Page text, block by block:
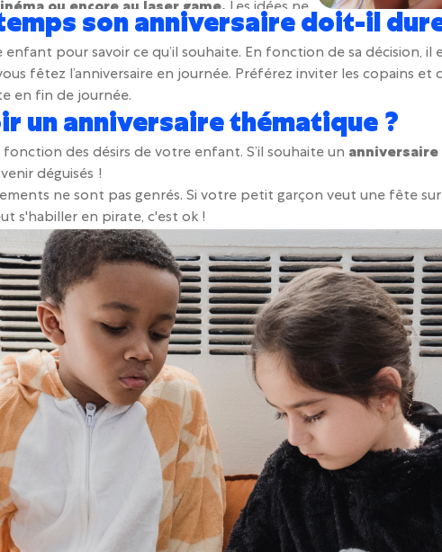
ou encore au laser game. Les idées ne
d’un anniversaire original et
son anniversaire doit-il
enfant pour savoir ce qu’il souhaite. En fonction de sa décision,
fêtez l’anniversaire en journée. Préférez inviter les copains et
en fin de journée.
un anniversaire thématique ?
des désirs de votre enfant. S’il souhaite un anniversaire
déguisés !
ne sont pas genrés. Si votre petit garçon veut une fête sur
s'habiller en pirate, c'est ok !